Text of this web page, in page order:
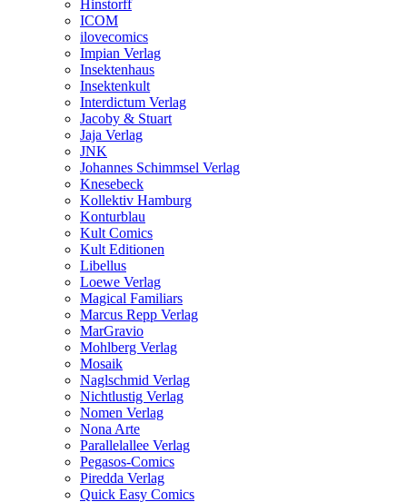
Hinstorff
ICOM
ilovecomics
Impian Verlag
Insektenhaus
Insektenkult
Interdictum Verlag
Jacoby & Stuart
Jaja Verlag
JNK
Johannes Schimmsel Verlag
Knesebeck
Kollektiv Hamburg
Konturblau
Kult Comics
Kult Editionen
Libellus
Loewe Verlag
Magical Familiars
Marcus Repp Verlag
MarGravio
Mohlberg Verlag
Mosaik
Naglschmid Verlag
Nichtlustig Verlag
Nomen Verlag
Nona Arte
Parallelallee Verlag
Pegasos-Comics
Piredda Verlag
Quick Easy Comics